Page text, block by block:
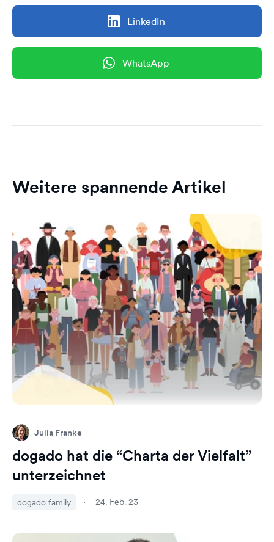
LinkedIn
WhatsApp
Weitere spannende Artikel
Julia Franke
dogado hat die “Charta der Vielfalt”
unterzeichnet
dogado family 24. Feb. 23